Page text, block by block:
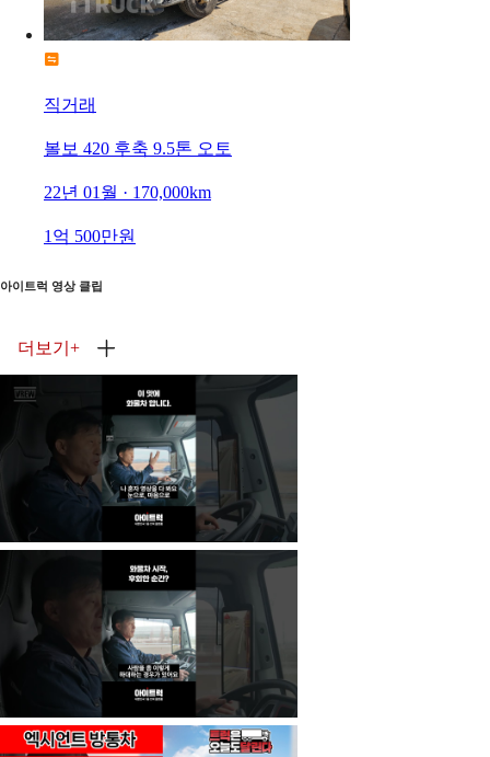
직거래
볼보 420 후축 9.5톤 오토
22년 01월 · 170,000km
1억 500만원
아이트럭 영상 클립
더보기 +